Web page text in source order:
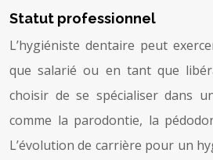
Statut professionnel
L’hygiéniste dentaire peut
que salarié ou en tant que
choisir de se spécialiser dans
comme la parodontie, la
L’évolution de carrière pour un